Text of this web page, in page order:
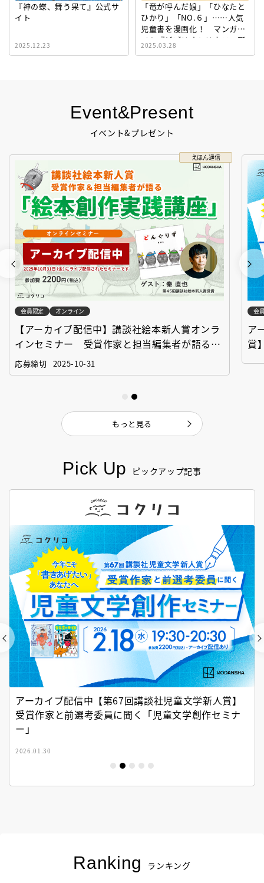
Pick Up ピックアップ記事
アーカイブ配信中【第67回講談社児童文学新人賞】
受賞作家と前選考委員に聞く「児童文学創作セミナ
ー」
2026.01.30
Ranking ランキング
Event&Present
イベント&プレゼント
えほん通信
会員限定 オンライン
【アーカイブ配信中】講談社絵本新人賞オンラ
インセミナー 受賞作家と担当編集者が語る
「絵本創作実践講座」
応募締切 2025-10-31
会
ア
賞
もっと見る
『神の蝶、舞う果て』公式サ
イト
2025.12.23
「竜が呼んだ娘」「ひなたと
ひかり」「NO.６」……人気
児童書を漫画化！ マンガサ
イト『ビブリオシリウス』誕
生！
2025.03.28